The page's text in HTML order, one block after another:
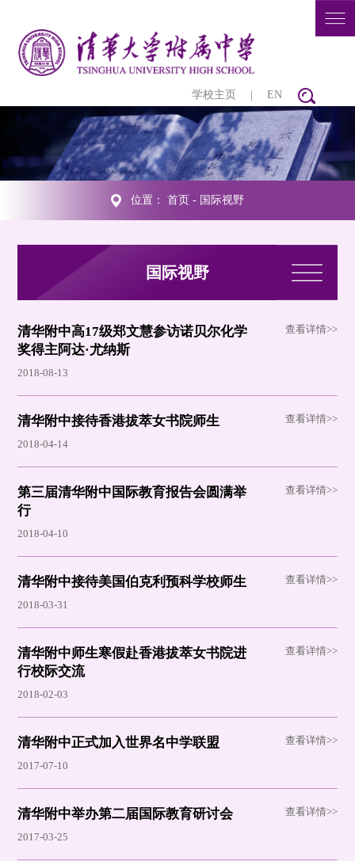
学校主页 EN
位置： 首页 - 国际视野
国际视野
清华附中高17级郑文慧参访诺贝尔化学
奖得主阿达·尤纳斯
查看详情>>
2018-08-13
清华附中接待香港拔萃女书院师生 查看详情>>
2018-04-14
第三届清华附中国际教育报告会圆满举
行
查看详情>>
2018-04-10
清华附中接待美国伯克利预科学校师生 查看详情>>
2018-03-31
清华附中师生寒假赴香港拔萃女书院进
行校际交流
查看详情>>
2018-02-03
清华附中正式加入世界名中学联盟 查看详情>>
2017-07-10
清华附中举办第二届国际教育研讨会 查看详情>>
2017-03-25